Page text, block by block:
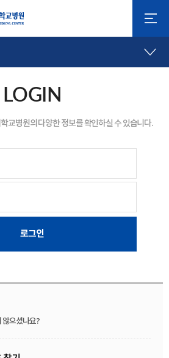
LOGIN
교병원의 다양한 정보를 확인하실 수 있습니다.
않으셨나요?